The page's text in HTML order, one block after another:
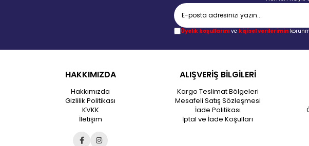
Üyelik koşullarınıve kişisel verilerimin
HAKKIMIZDA
Hakkımızda
Gizlilik Politikası
KVKK
İletişim
ALIŞVERİŞ BİLGİLERİ
Kargo Teslimat Bölgeleri
Mesafeli Satış Sözleşmesi
İade Politikası
İptal ve İade Koşulları